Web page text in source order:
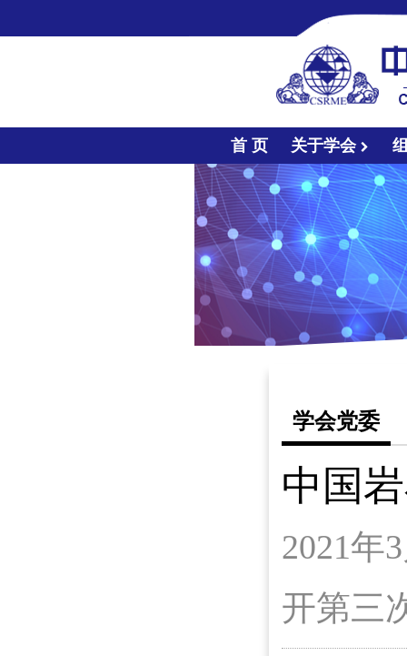
首 页 关于学会
学会党委
中国
2021年
开第三